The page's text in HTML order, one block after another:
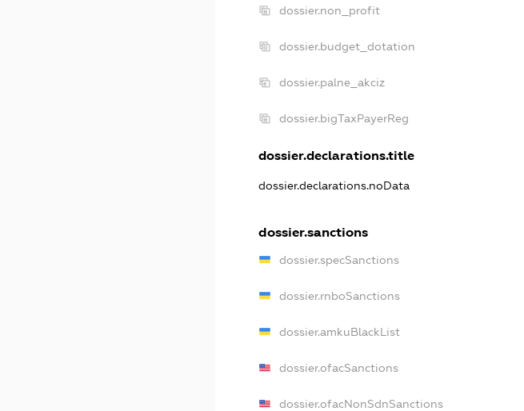
dossier.non_profit
dossier.budget_dotation
dossier.palne_akciz
dossier.bigTaxPayerReg
dossier.declarations.title
dossier.declarations.noData
dossier.sanctions
dossier.specSanctions
dossier.rnboSanctions
dossier.amkuBlackList
dossier.ofacSanctions
dossier.ofacNonSdnSanctions